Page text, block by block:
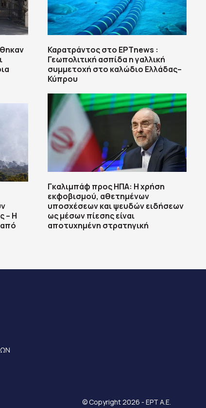
– Η
Καρατράντος στο ΕΡΤnews :
Γεωπολιτική ασπίδα η γαλλική
συμμετοχή στο καλώδιο Ελλάδας–
Κύπρου
Γκαλιμπάφ προς ΗΠΑ: Η χρήση
εκφοβισμού, αθετημένων
υποσχέσεων και ψευδών ειδήσεων
ως μέσων πίεσης είναι
αποτυχημένη στρατηγική
© Copyright 2026 - ΕΡΤ Α.Ε.